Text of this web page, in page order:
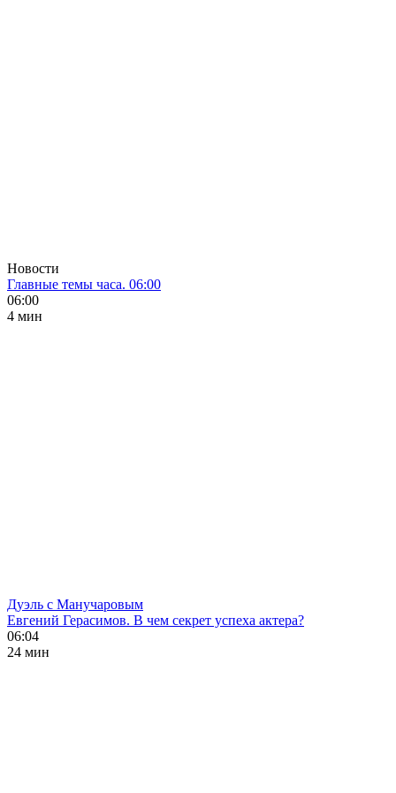
Новости
Главные темы часа. 06:00
06:00
4 мин
Дуэль с Манучаровым
Евгений Герасимов. В чем секрет успеха актера?
06:04
24 мин